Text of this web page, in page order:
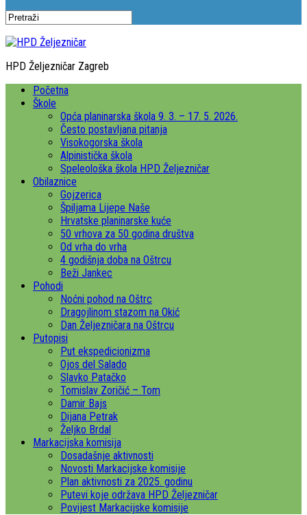
HPD Željezničar Zagreb
Početna
Škole
Opća planinarska škola 9. 3. – 17. 5. 2026.
Često postavljana pitanja
Visokogorska škola
Alpinistička škola
Speleološka škola HPD Željezničar
Obilaznice
Gojzerica
Špiljama Lijepe Naše
Hrvatske planinarske kuće
50 vrhova za 50 godina društva
Od vrha do vrha
4 godišnja doba na Oštrcu
Beži Jankec
Pohodi
Noćni pohod na Oštrc
Dragojlinom stazom na Okić
Dan Željezničara na Oštrcu
Putopisi
Put ekspedicionizma
Ojos del Salado
Slavko Patačko
Tomislav Zoričić – Tom
Damir Bajs
Dijana Petrak
Željko Brdal
Markacijska komisija
Dosadašnje aktivnosti
Novosti Markacijske komisije
Plan aktivnosti za 2025. godinu
Putevi koje održava HPD Željezničar
Povijest Markacijske komisije